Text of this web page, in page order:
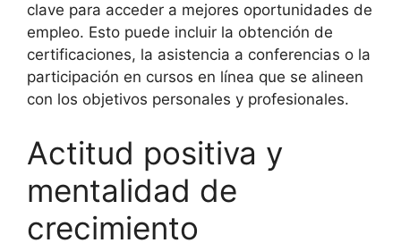
clave para acceder a mejores oportunidades de
empleo. Esto puede incluir la obtención de
certificaciones, la asistencia a conferencias o la
participación en cursos en línea que se alineen
con los objetivos personales y profesionales.
Actitud positiva y
mentalidad de
crecimiento